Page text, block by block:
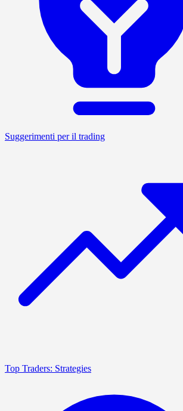
Suggerimenti per il trading
Top Traders: Strategies